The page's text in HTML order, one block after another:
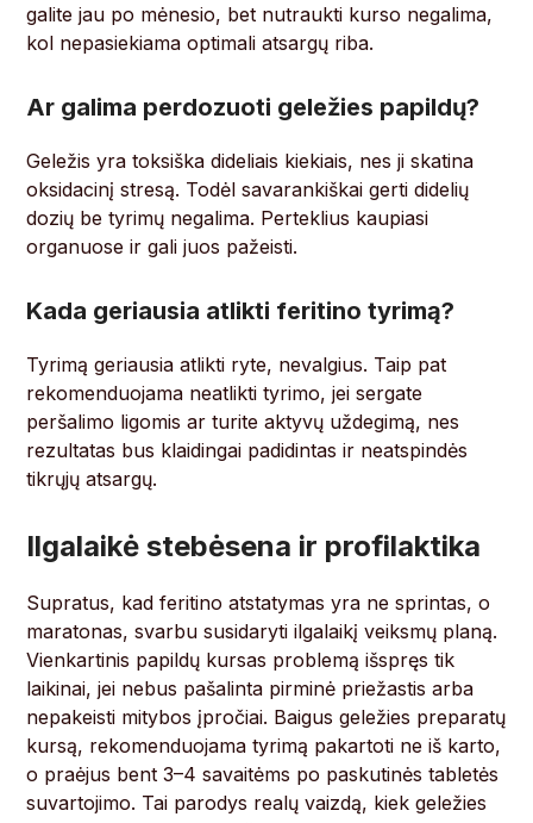
galite jau po mėnesio, bet nutraukti kurso negalima,
kol nepasiekiama optimali atsargų riba.
Ar galima perdozuoti geležies papildų?
Geležis yra toksiška dideliais kiekiais, nes ji skatina
oksidacinį stresą. Todėl savarankiškai gerti didelių
dozių be tyrimų negalima. Perteklius kaupiasi
organuose ir gali juos pažeisti.
Kada geriausia atlikti feritino tyrimą?
Tyrimą geriausia atlikti ryte, nevalgius. Taip pat
rekomenduojama neatlikti tyrimo, jei sergate
peršalimo ligomis ar turite aktyvų uždegimą, nes
rezultatas bus klaidingai padidintas ir neatspindės
tikrųjų atsargų.
Ilgalaikė stebėsena ir profilaktika
Supratus, kad feritino atstatymas yra ne sprintas, o
maratonas, svarbu susidaryti ilgalaikį veiksmų planą.
Vienkartinis papildų kursas problemą išspręs tik
laikinai, jei nebus pašalinta pirminė priežastis arba
nepakeisti mitybos įpročiai. Baigus geležies preparatų
kursą, rekomenduojama tyrimą pakartoti ne iš karto,
o praėjus bent 3–4 savaitėms po paskutinės tabletės
suvartojimo. Tai parodys realų vaizdą, kiek geležies